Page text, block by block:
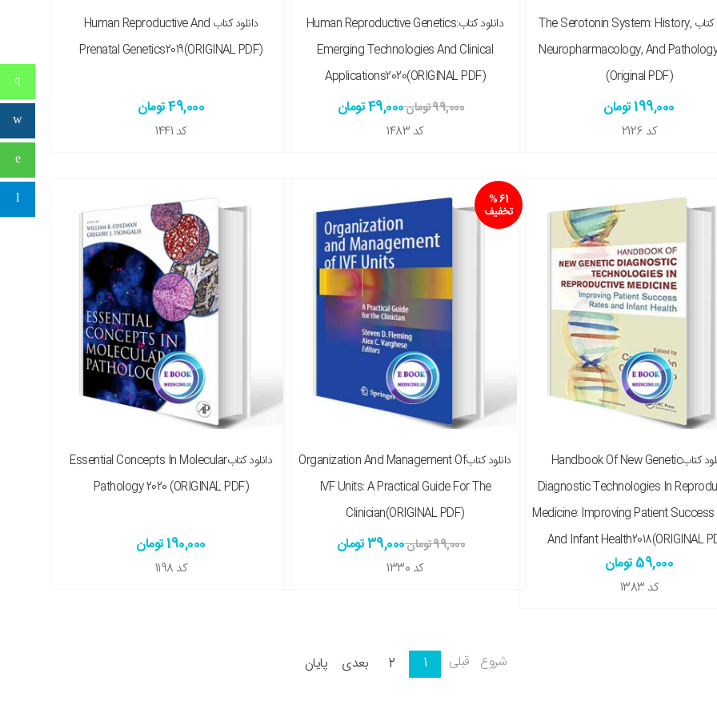
دانلود کتاب The Serotonin System: History,
Neuropharmacology, And Pathology
(Original PDF)
199,000 تومان
کد 2126
دانلود کتابHuman Reproductive Genetics:
Emerging Technologies And Clinical
Applications2020(ORIGINAL PDF)
99,000 تومان
49,000 تومان
کد 1483
دانلود کتاب Human Reproductive And
Prenatal Genetics2019(ORIGINAL PDF)
49,000 تومان
کد 1441
دانلود کتابHandbook Of New Genetic
Diagnostic Technologies In
Medicine: Improving Patient
And Infant Health2018(ORIGINAL
59,000 تومان
کد 1383
دانلود کتابOrganization And Management Of
IVF Units: A Practical Guide For The
Clinician(ORIGINAL PDF)
99,000 تومان
39,000 تومان
61 %
تخفیف
کد 1330
دانلود کتابEssential Concepts In Molecular
Pathology 2020 (ORIGINAL PDF)
190,000 تومان
کد 1198
شروع قبلی 1
2 بعدی پایان